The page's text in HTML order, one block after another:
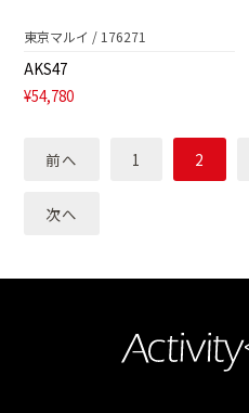
東京マルイ / 176271
AKS47
¥54,780
前へ 1 2
次へ